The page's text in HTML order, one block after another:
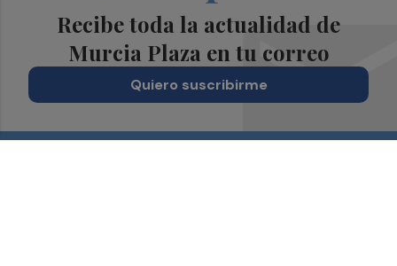
Recibe toda la actualidad de
Murcia Plaza en tu correo
Quiero suscribirme